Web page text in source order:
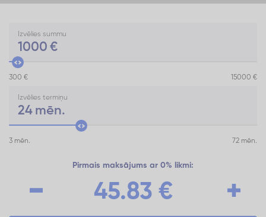
Izvēlies summu
1000 €
300 € 15000 €
Izvēlies termiņu
24 mēn.
3 mēn. 72 mēn.
Pirmais maksājums ar 0% likmi:
45.83 €